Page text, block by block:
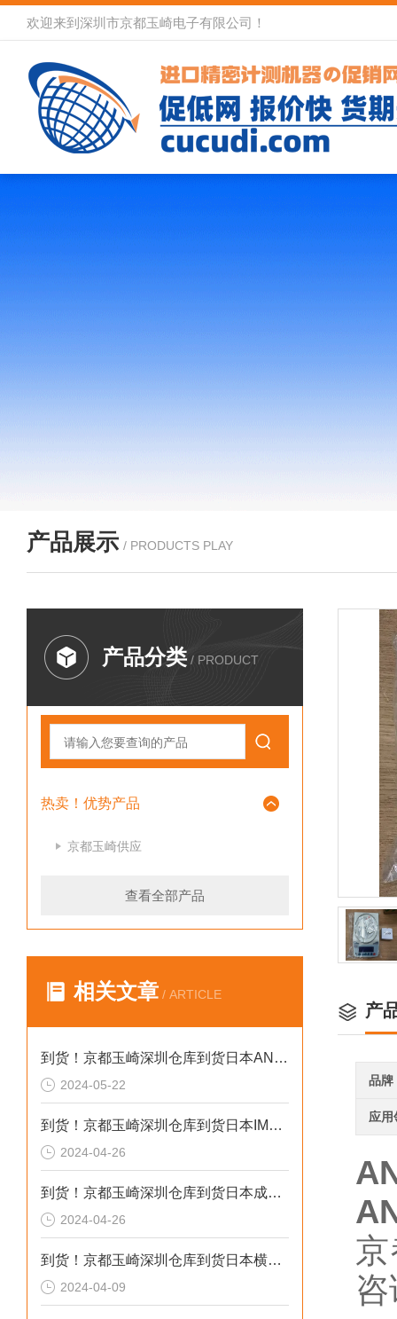
欢迎来到深圳市京都玉崎电子有限公司！
产品展示 / PRODUCTS PLAY
产品分类 / PRODUCT
热卖！优势产品
京都玉崎供应
查看全部产品
相关文章 / ARTICLE
到货！京都玉崎深圳仓库到货日本AND 电子秤HV-60KCEP
2024-05-22
到货！京都玉崎深圳仓库到货日本IMADA 推拉力计 DST-20N
2024-04-26
到货！京都玉崎深圳仓库到货日本成茂锻针仪MF2
2024-04-26
到货！京都玉崎深圳仓库到货日本横河 电导率仪传感器 SC8SG-R31-T-305-P1-A
2024-04-09
产
品牌
应用